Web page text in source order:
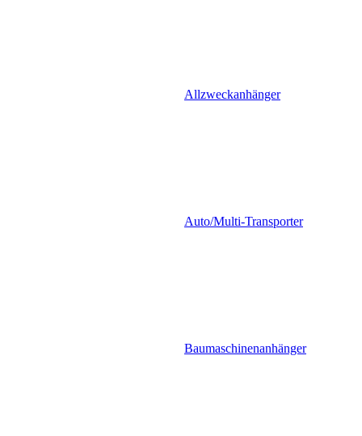
Allzweckanhänger
Auto/Multi-Transporter
Baumaschinenanhänger